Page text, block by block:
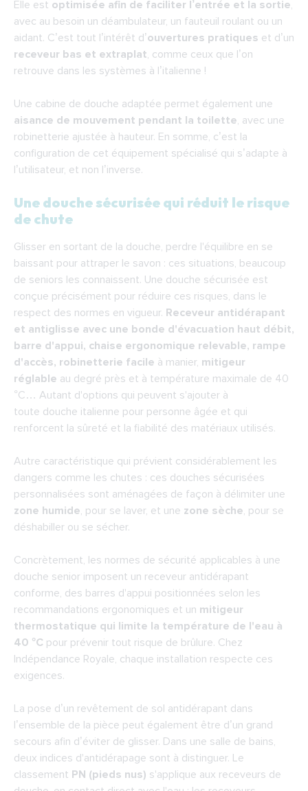
Elle est optimisée afin de faciliter l’entrée et la sortie,
avec au besoin un déambulateur, un fauteuil roulant ou un
aidant. C’est tout l’intérêt d’ouvertures pratiques et d’un
receveur bas et extraplat, comme ceux que l’on
retrouve dans les systèmes à l’italienne !
Une cabine de douche adaptée permet également une
aisance de mouvement pendant la toilette, avec une
robinetterie ajustée à hauteur. En somme, c’est la
configuration de cet équipement spécialisé qui s’adapte à
l’utilisateur, et non l’inverse.
Une douche sécurisée qui réduit le risque
de chute
Glisser en sortant de la douche, perdre l'équilibre en se
baissant pour attraper le savon : ces situations, beaucoup
de seniors les connaissent. Une douche sécurisée est
conçue précisément pour réduire ces risques, dans le
respect des normes en vigueur. Receveur antidérapant
et antiglisse avec une bonde d'évacuation haut débit,
barre d'appui, chaise ergonomique relevable, rampe
d'accès, robinetterie facile à manier, mitigeur
réglable au degré près et à température maximale de 40
°C… Autant d'options qui peuvent s'ajouter à
toute douche italienne pour personne âgée et qui
renforcent la sûreté et la fiabilité des matériaux utilisés.
Autre caractéristique qui prévient considérablement les
dangers comme les chutes : ces douches sécurisées
personnalisées sont aménagées de façon à délimiter une
zone humide, pour se laver, et une zone sèche, pour se
déshabiller ou se sécher.
Concrètement, les normes de sécurité applicables à une
douche senior imposent un receveur antidérapant
conforme, des barres d'appui positionnées selon les
recommandations ergonomiques et un mitigeur
thermostatique qui limite la température de l'eau à
40 °C pour prévenir tout risque de brûlure. Chez
Indépendance Royale, chaque installation respecte ces
exigences.
La pose d’un revêtement de sol antidérapant dans
l’ensemble de la pièce peut également être d’un grand
secours afin d’éviter de glisser. Dans une salle de bains,
deux indices d'antidérapage sont à distinguer. Le
classement PN (pieds nus) s'applique aux receveurs de